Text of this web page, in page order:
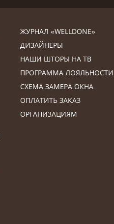
ЖУРНАЛ «WELLDONE»
ДИЗАЙНЕРЫ
НАШИ ШТОРЫ НА ТВ
ПРОГРАММА ЛОЯЛЬНОСТИ
СХЕМА ЗАМЕРА ОКНА
ОПЛАТИТЬ ЗАКАЗ
ОРГАНИЗАЦИЯМ